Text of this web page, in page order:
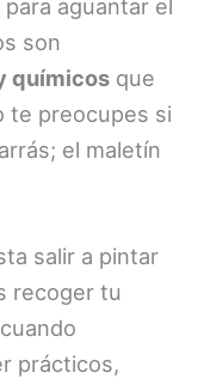
aguantar el
son
químicos que
te preocupes si
el maletín
salir a pintar
recoger tu
prácticos,